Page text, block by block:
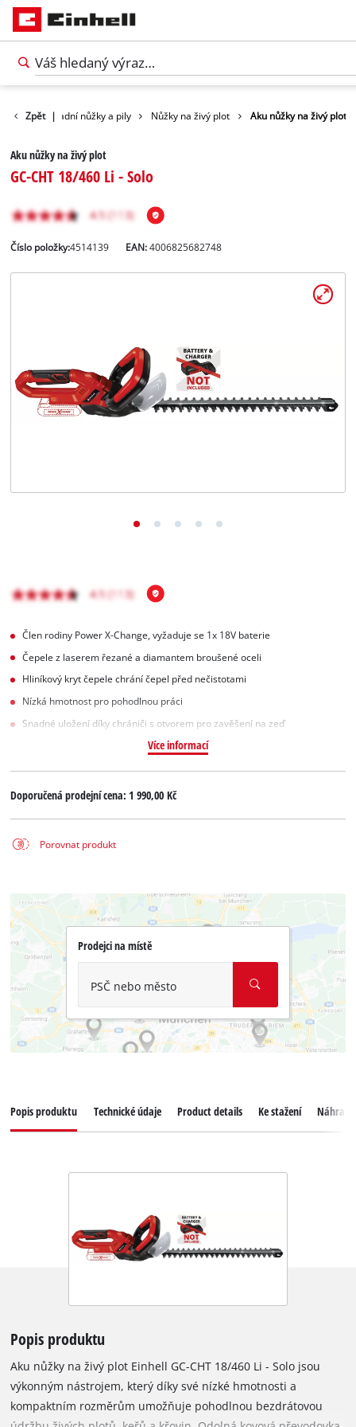
CSčeština
English
Zpět |
Zahradní nůžky a pily Nůžky na živý plot Aku nůžky na živý plot
Aku nůžky na živý plot
GC-CHT 18/460 Li - Solo
Číslo položky:4514139 EAN:4006825682748
Člen rodiny Power X-Change, vyžaduje se 1x 18V baterie
Čepele z laserem řezané a diamantem broušené oceli
Hliníkový kryt čepele chrání čepel před nečistotami
Nízká hmotnost pro pohodlnou práci
Snadné uložení díky chrániči s otvorem pro zavěšení na zeď
Více informací
Doporučená prodejní cena:1 990,00 Kč
Porovnat produkt
Prodejci na místě
PSČ nebo město
Popis produktu Technické údaje Product details Ke stažení
Popis produktu
Aku nůžky na živý plot Einhell GC-CHT 18/460 Li - Solo jsou
výkonným nástrojem, který díky své nízké hmotnosti a
kompaktním rozměrům umožňuje pohodlnou bezdrátovou